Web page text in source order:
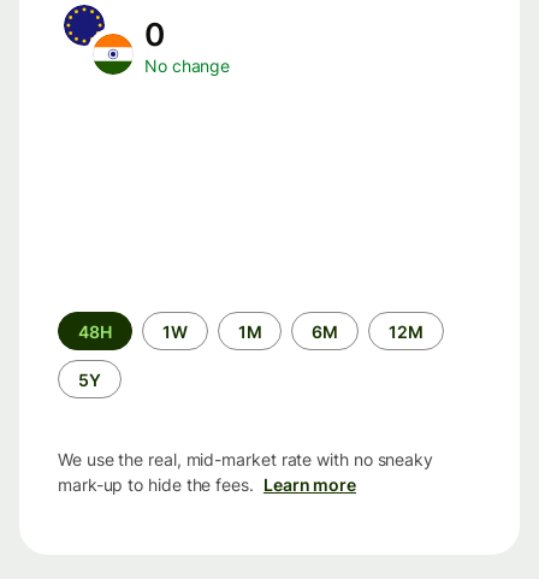
0
No change
Time
period
48H 1W 1M 6M 12M
5Y
We use the real, mid-market rate with no sneaky
mark-up to hide the fees. Learn more